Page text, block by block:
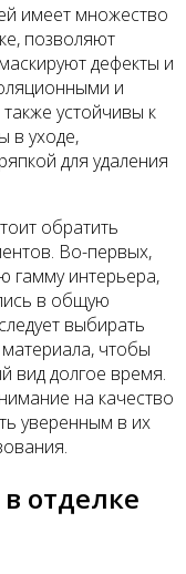
имеет множество
позволяют
дефекты и
и
устойчивы к
в уходе,
для удаления
обратить
Во-первых,
гамму интерьера,
в общую
выбирать
чтобы
вид долгое время.
на качество
уверенным в их
отделке